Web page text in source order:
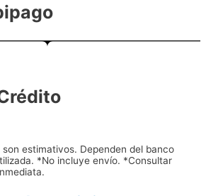
estimativos. Dependen del banco
*No incluye envío. *Consultar